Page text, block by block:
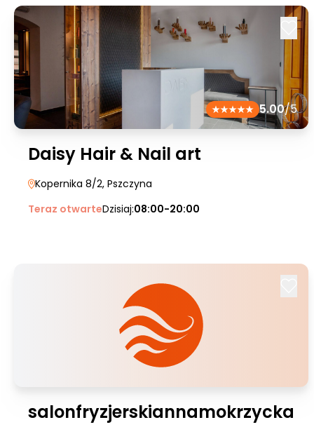
5.00/5
Daisy Hair & Nail art
Kopernika 8/2, Pszczyna
Teraz otwarteDzisiaj:08:00-20:00
salonfryzjerskiannamokrzycka